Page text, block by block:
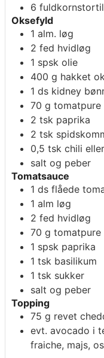
6
Oksefyld
1 alm. løg
2 fed hvidløg
1 spsk olie
400 g hakket
1 ds kidney
70 g tomatpure
2 tsk paprika
2 tsk
0,5 tsk chili
salt og peber
Tomatsauce
1 ds flåede
1 alm løg
2 fed hvidløg
70 g tomatpure
1 spsk paprika
1 tsk basilikum
1 tsk sukker
salt og peber
Topping
75 g revet
evt. avocado i
fraiche, majs,